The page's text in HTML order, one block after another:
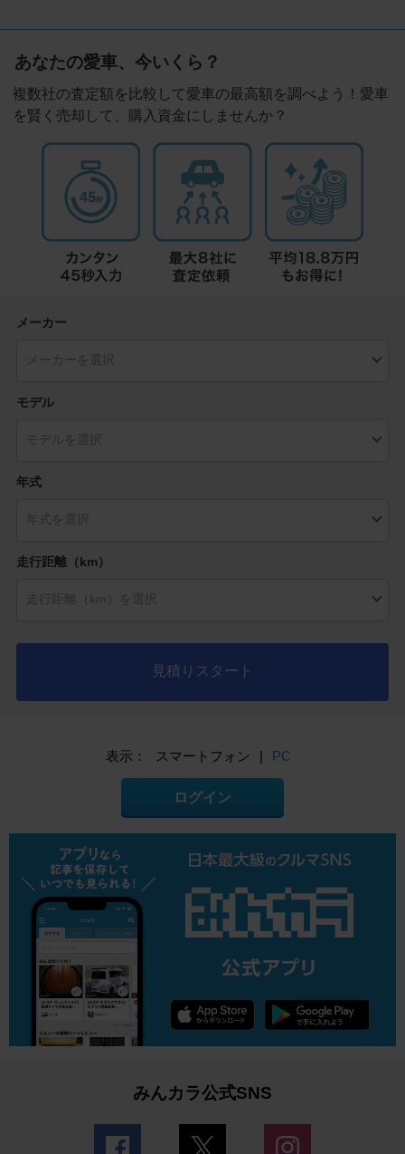
あなたの愛車、今いくら？
複数社の査定額を比較して愛車の最高額を調べよう！愛車
を賢く売却して、購入資金にしませんか？
メーカー
モデル
年式
走行距離（km）
見積りスタート
表示： スマートフォン | PC
ログイン
みんカラ公式SNS